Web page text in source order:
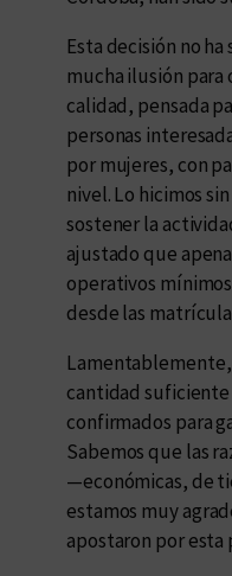
Esta decisión no
mucha ilusión
calidad, pensada
personas
por mujeres, con
nivel. Lo hicimos
sostener la
ajustado que
operativos
desde las
cantidad
confirmados para
Sabemos que las
—económicas, de
estamos muy
apostaron por esta